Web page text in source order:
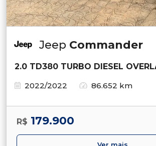
Jeep Commander
2.0 TD380 TURBO DIESEL
2022/2022
86.652 km
R$ 179.900
Ver mais